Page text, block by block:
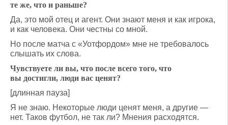
те же, что и раньше?
Да, это мой отец и агент. Они знают меня и как игрока,
и как человека. Они честны со мной.
Но после матча с «Уотфордом» мне не требовалось
слышать их слова.
Чувствуете ли вы, что после всего того, что
вы достигли, люди вас ценят?
[длинная пауза]
Я не знаю. Некоторые люди ценят меня, а другие —
нет. Таков футбол, не так ли? Мнения расходятся.